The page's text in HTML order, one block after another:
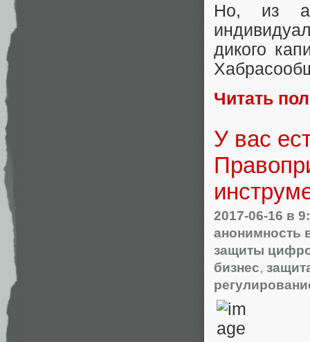
Но, из
дикого
Читать
У вас
2017-06-16 в
анонимность
защиты
бизнес,